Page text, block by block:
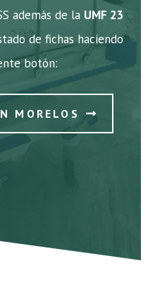
además de la UMF 23
de fichas haciendo
botón:
MORELOS